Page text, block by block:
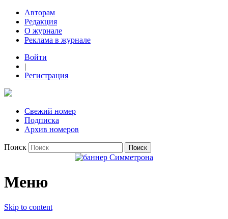
Авторам
Редакция
О журнале
Реклама в журнале
Войти
|
Регистрация
Свежий номер
Подписка
Архив номеров
Поиск
Меню
Skip to content